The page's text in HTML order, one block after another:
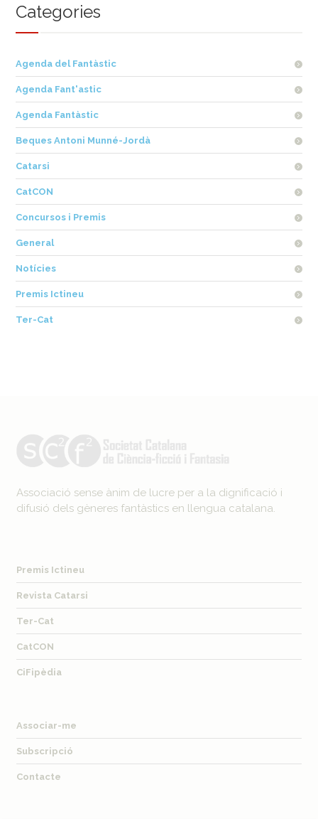
Categories
Agenda del Fantàstic
Agenda Fant'astic
Agenda Fantàstic
Beques Antoni Munné-Jordà
Catarsi
CatCON
Concursos i Premis
General
Notícies
Premis Ictineu
Ter-Cat
Associació sense ànim de lucre per a la dignificació i
difusió dels gèneres fantàstics en llengua catalana.
Premis Ictineu
Revista Catarsi
Ter-Cat
CatCON
CiFipèdia
Associar-me
Subscripció
Contacte